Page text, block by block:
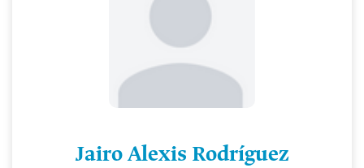
Jairo Alexis Rodríguez